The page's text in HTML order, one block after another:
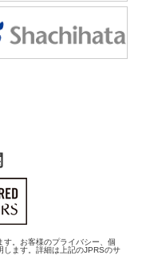
。お客様のプライバシー、個
します。詳細は上記のJPRSのサ